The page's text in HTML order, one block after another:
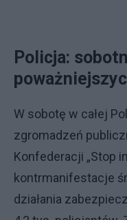
Policja:
W sobotę w całej
zgromadzeń
Konfederacji „Stop
kontrmanifestacje
działania